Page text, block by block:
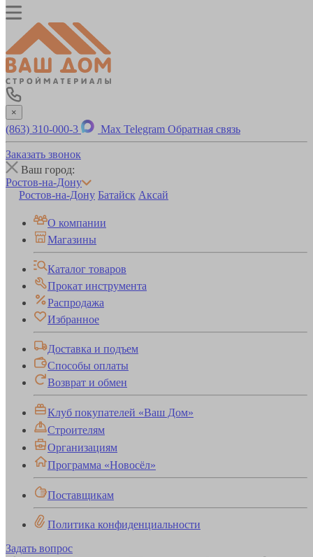
×
(863) 310-000-3 Max Telegram Обратная связь
Заказать звонок
Ваш город:
Ростов-на-Дону
Ростов-на-Дону Батайск Аксай
О компании
Магазины
Каталог товаров
Прокат инструмента
Распродажа
Избранное
Доставка и подъем
Способы оплаты
Возврат и обмен
Клуб покупателей «Ваш Дом»
Строителям
Организациям
Программа «Новосёл»
Поставщикам
Политика конфиденциальности
Задать вопрос